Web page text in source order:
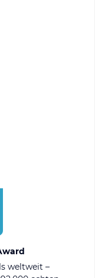
weltweit –